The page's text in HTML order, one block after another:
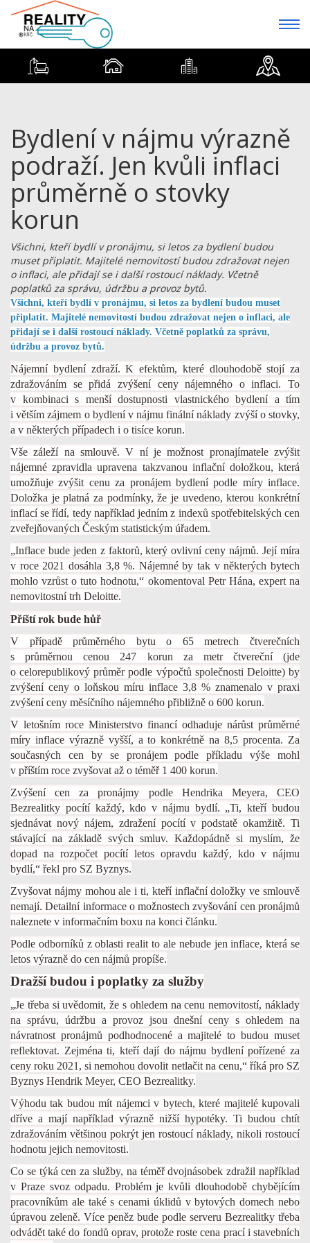
Bydlení v nájmu výrazně
podraží. Jen kvůli inflaci
průměrně o stovky
korun
Všichni, kteří bydlí v pronájmu, si letos za bydlení budou
muset připlatit. Majitelé nemovitostí budou zdražovat nejen
o inflaci, ale přidají se i další rostoucí náklady. Včetně
poplatků za správu, údržbu a provoz bytů.
Všichni, kteří bydlí v pronájmu, si letos za bydlení budou muset
připlatit. Majitelé nemovitostí budou zdražovat nejen o inflaci, ale
přidají se i další rostoucí náklady. Včetně poplatků za správu,
údržbu a provoz bytů.
Nájemní bydlení zdraží. K efektům, které dlouhodobě stojí za
zdražováním se přidá zvýšení ceny nájemného o inflaci. To
v kombinaci s menší dostupnosti vlastnického bydlení a tím
i větším zájmem o bydlení v nájmu finální náklady zvýší o stovky,
a v některých případech i o tisíce korun.
Vše záleží na smlouvě. V ní je možnost pronajímatele zvýšit
nájemné zpravidla upravena takzvanou inflační doložkou, která
umožňuje zvýšit cenu za pronájem bydlení podle míry inflace.
Doložka je platná za podmínky, že je uvedeno, kterou konkrétní
inflací se řídí, tedy například jedním z indexů spotřebitelských cen
zveřejňovaných Českým statistickým úřadem.
„Inflace bude jeden z faktorů, který ovlivní ceny nájmů. Její míra
v roce 2021 dosáhla 3,8 %. Nájemné by tak v některých bytech
mohlo vzrůst o tuto hodnotu,“ okomentoval Petr Hána, expert na
nemovitostní trh Deloitte.
Příští rok bude hůř
V případě průměrného bytu o 65 metrech čtverečních
s průměrnou cenou 247 korun za metr čtvereční (jde
o celorepublikový průměr podle výpočtů společnosti Deloitte) by
zvýšení ceny o loňskou míru inflace 3,8 % znamenalo v praxi
zvýšení ceny měsíčního nájemného přibližně o 600 korun.
V letošním roce Ministerstvo financí odhaduje nárůst průměrné
míry inflace výrazně vyšší, a to konkrétně na 8,5 procenta. Za
současných cen by se pronájem podle příkladu výše mohl
v příštím roce zvyšovat až o téměř 1 400 korun.
Zvýšení cen za pronájmy podle Hendrika Meyera, CEO
Bezrealitky pocítí každý, kdo v nájmu bydlí. „Ti, kteří budou
sjednávat nový nájem, zdražení pocítí v podstatě okamžitě. Ti
stávající na základě svých smluv. Každopádně si myslím, že
dopad na rozpočet pocítí letos opravdu každý, kdo v nájmu
bydlí,“ řekl pro SZ Byznys.
Zvyšovat nájmy mohou ale i ti, kteří inflační doložky ve smlouvě
nemají. Detailní informace o možnostech zvyšování cen pronájmů
naleznete v informačním boxu na konci článku.
Podle odborníků z oblasti realit to ale nebude jen inflace, která se
letos výrazně do cen nájmů propíše.
Dražší budou i poplatky za služby
„Je třeba si uvědomit, že s ohledem na cenu nemovitostí, náklady
na správu, údržbu a provoz jsou dnešní ceny s ohledem na
návratnost pronájmů podhodnocené a majitelé to budou muset
reflektovat. Zejména ti, kteří dají do nájmu bydlení pořízené za
ceny roku 2021, si nemohou dovolit netlačit na cenu,“ říká pro SZ
Byznys Hendrik Meyer, CEO Bezrealitky.
Výhodu tak budou mít nájemci v bytech, které majitelé kupovali
dříve a mají například výrazně nižší hypotéky. Ti budou chtít
zdražováním většinou pokrýt jen rostoucí náklady, nikoli rostoucí
hodnotu jejich nemovitosti.
Co se týká cen za služby, na téměř dvojnásobek zdražil například
v Praze svoz odpadu. Problém je kvůli dlouhodobě chybějícím
pracovníkům ale také s cenami úklidů v bytových domech nebo
úpravou zeleně. Více peněz bude podle serveru Bezrealitky třeba
odvádět také do fondů oprav, protože roste cena prací i stavebních